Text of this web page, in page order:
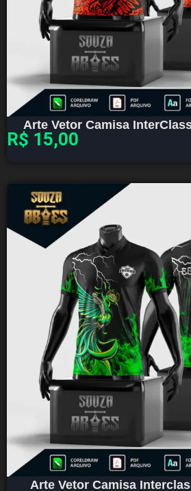
Arte Vetor Camisa
R$ 15,00
Arte Vetor Camisa